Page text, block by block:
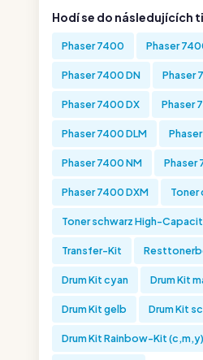
Hodí se do následujících
Phaser 7400 Phaser
Phaser 7400 DN Phaser
Phaser 7400 DX Phaser
Phaser 7400 DLM
Phaser 7400 NM Phaser
Phaser 7400 DXM
Toner schwarz High-
Transfer-Kit
Drum Kit cyan Drum Kit
Drum Kit gelb Drum Kit
Drum Kit Rainbow-Kit (c,m,y)